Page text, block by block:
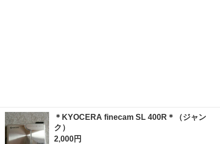
＊KYOCERA finecam SL 400R＊（ジャン
ク）
2,000円